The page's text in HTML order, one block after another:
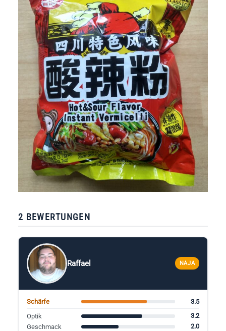
2 BEWERTUNGEN
Raffael NAJA
Schärfe
3.5
Optik
3.2
Geschmack
2.0